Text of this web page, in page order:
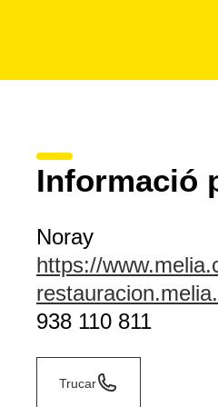
Informació
Noray
https://
938 110 811
Trucar